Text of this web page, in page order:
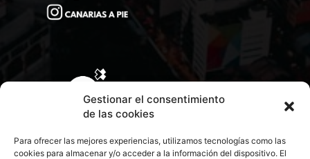
Gestionar el consentimiento
de las cookies
Para ofrecer las mejores experiencias, utilizamos tecnologías como las
cookies para almacenar y/o acceder a la información del dispositivo. El